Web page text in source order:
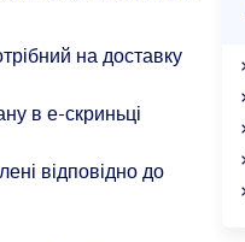
на доставку
в е-скриньці
відповідно до